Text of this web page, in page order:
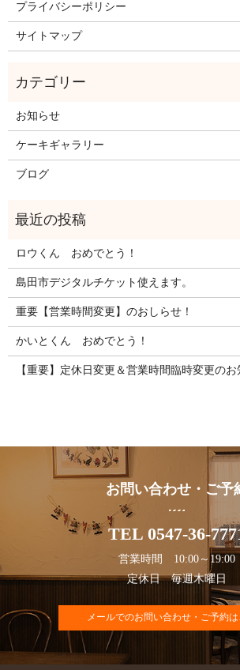
プライバシーポリシー
サイトマップ
お知らせ
ケーキギャラリー
ブログ
ロウくん おめでとう！
島田市デジタルチケット使えます。
重要【営業時間変更】のおしらせ！
かいとくん おめでとう！
【重要】定休日変更＆営業時間臨時変更のお
お問い合わせ・ご予
TEL 0547-36-
営業時間 10:00～19:00
定休日 毎週木曜日
メールでのお問い合わせ・ご予約は